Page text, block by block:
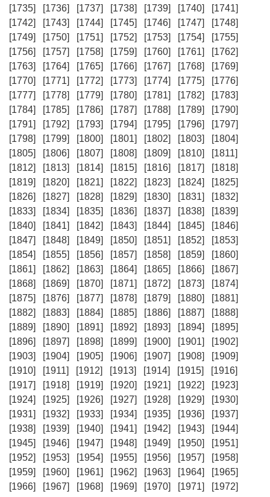
[1735]
[1736] [1737] [1738] [1739] [1740]
[1741]
[1742]
[1743] [1744] [1745] [1746] [1747]
[1748]
[1749]
[1750] [1751] [1752] [1753] [1754]
[1755]
[1756]
[1757] [1758] [1759] [1760] [1761]
[1762]
[1763]
[1764] [1765] [1766] [1767] [1768]
[1769]
[1770]
[1771] [1772] [1773] [1774] [1775]
[1776]
[1777]
[1778] [1779] [1780] [1781] [1782]
[1783]
[1784]
[1785] [1786] [1787] [1788] [1789]
[1790]
[1791]
[1792] [1793] [1794] [1795] [1796]
[1797]
[1798]
[1799] [1800] [1801] [1802] [1803]
[1804]
[1805]
[1806] [1807] [1808] [1809] [1810]
[1811]
[1812]
[1813] [1814] [1815] [1816] [1817]
[1818]
[1819]
[1820] [1821] [1822] [1823] [1824]
[1825]
[1826]
[1827] [1828] [1829] [1830] [1831]
[1832]
[1833]
[1834] [1835] [1836] [1837] [1838]
[1839]
[1840]
[1841] [1842] [1843] [1844] [1845]
[1846]
[1847]
[1848] [1849] [1850] [1851] [1852]
[1853]
[1854]
[1855] [1856] [1857] [1858] [1859]
[1860]
[1861]
[1862] [1863] [1864] [1865] [1866]
[1867]
[1868]
[1869] [1870] [1871] [1872] [1873]
[1874]
[1875]
[1876] [1877] [1878] [1879] [1880]
[1881]
[1882]
[1883] [1884] [1885] [1886] [1887]
[1888]
[1889]
[1890] [1891] [1892] [1893] [1894]
[1895]
[1896]
[1897] [1898] [1899] [1900] [1901]
[1902]
[1903]
[1904] [1905] [1906] [1907] [1908]
[1909]
[1910]
[1911] [1912] [1913] [1914] [1915]
[1916]
[1917]
[1918] [1919] [1920] [1921] [1922]
[1923]
[1924]
[1925] [1926] [1927] [1928] [1929]
[1930]
[1931]
[1932] [1933] [1934] [1935] [1936]
[1937]
[1938]
[1939] [1940] [1941] [1942] [1943]
[1944]
[1945]
[1946] [1947] [1948] [1949] [1950]
[1951]
[1952]
[1953] [1954] [1955] [1956] [1957]
[1958]
[1959]
[1960] [1961] [1962] [1963] [1964]
[1965]
[1966]
[1967] [1968] [1969] [1970] [1971]
[1972]